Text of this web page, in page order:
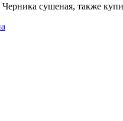
сушеная, также